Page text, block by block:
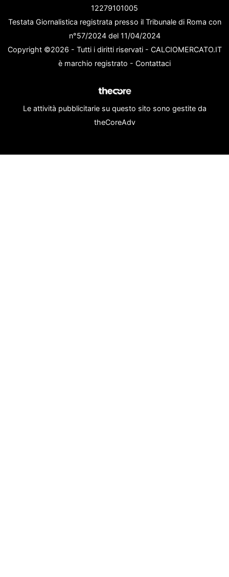
12279101005
Testata Giornalistica registrata presso il Tribunale di Roma con
n°57/2024 del 11/04/2024
Copyright ©2026 - Tutti i diritti riservati - CALCIOMERCATO.IT
è marchio registrato - Contattaci
Le attività pubblicitarie su questo sito sono gestite da
theCoreAdv